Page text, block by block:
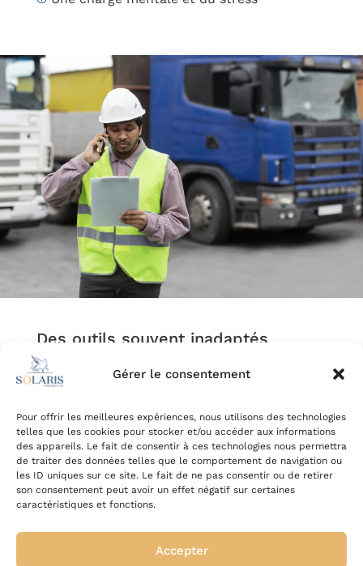
Gérer le consentement
Pour offrir les meilleures expériences, nous utilisons des technologies
telles que les cookies pour stocker et/ou accéder aux informations
des appareils. Le fait de consentir à ces technologies nous permettra
de traiter des données telles que le comportement de navigation ou
les ID uniques sur ce site. Le fait de ne pas consentir ou de retirer
son consentement peut avoir un effet négatif sur certaines
caractéristiques et fonctions.
Accepter
Des outils souvent inadaptés
Il existe sur le marché des outils répondant à
plusieurs besoins :
Gestion du carburant, Géolocalisation des
véhicules, Optimisation des tournées,
Dématérialisation BL, Gestion des données
règlementaires…
Mais ces outils sont techniques/complexes,
rarement connectés aux systèmes